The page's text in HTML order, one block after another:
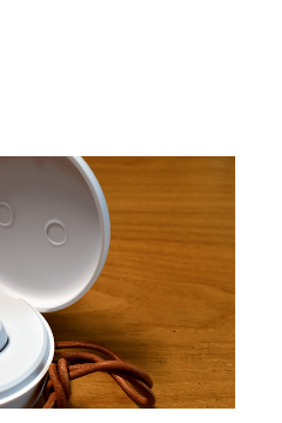
기 때문에 많은 제약이 있
로젝트를 진행할 때는 '협
율적이라 할 수 있습니다.
는 것이 좀 더 실용적면서
선택이 될까요? 인지도 면
..